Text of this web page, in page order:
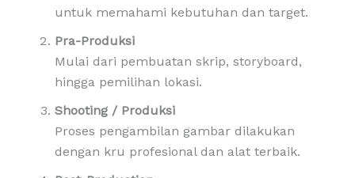
untuk memahami kebutuhan dan target.
Pra-Produksi
Mulai dari pembuatan skrip, storyboard,
hingga pemilihan lokasi.
Shooting / Produksi
Proses pengambilan gambar dilakukan
dengan kru profesional dan alat terbaik.